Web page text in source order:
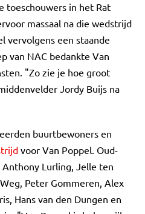
toeschouwers in het Rat
massaal na die wedstrijd
vervolgens een staande
van NAC bedankte Van
"Zo zie je hoe groot
Jordy Buijs na
buurtbewoners en
voor Van Poppel. Oud-
Lurling, Jelle ten
Peter Gommeren, Alex
Hans van den Dungen en